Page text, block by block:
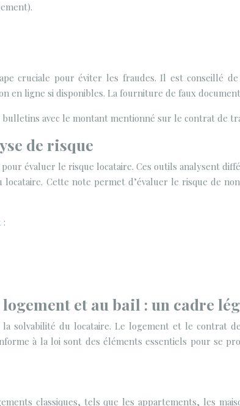
cruciale pour éviter les fraudes. Il est conseillé
en ligne si disponibles. La fourniture de faux
avec le montant mentionné sur le contrat de
de risque
évaluer le risque locataire. Ces outils analysent
Cette note permet d’évaluer le risque de
:
et au bail : un cadre
la solvabilité du locataire. Le logement et le contrat
à la loi sont des éléments essentiels pour se
classiques, tels que les appartements, les